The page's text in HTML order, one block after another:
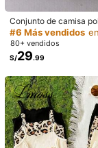
w***6
كتييربتجنننننننن
d***1
かわいい
Conjunto de camisa
mpado de caballero
trastantes y falda
estilo preppy
#6 Más vendidos
80+ vendidos
S/29.99